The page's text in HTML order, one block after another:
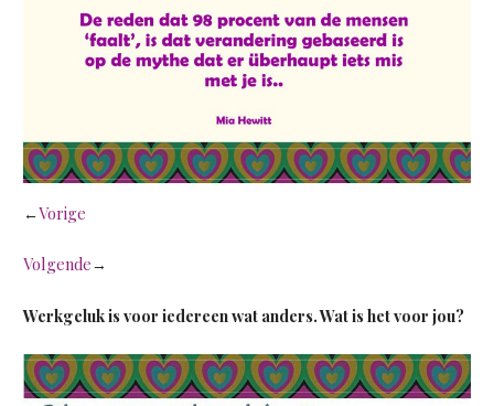
←Vorige
Volgende→
Werkgeluk is voor iedereen wat anders. Wat is het voor jou?